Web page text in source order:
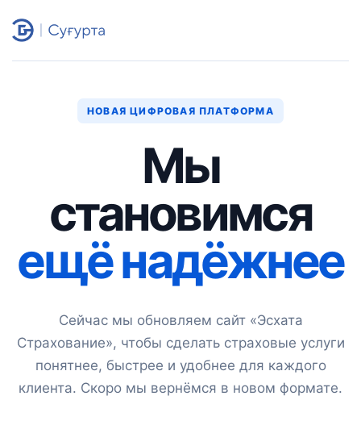
НОВАЯ ЦИФРОВАЯ ПЛАТФОРМА
Мы
становимся
ещё надёжнее
Сейчас мы обновляем сайт «Эсхата
Страхование», чтобы сделать страховые услуги
понятнее, быстрее и удобнее для каждого
клиента. Скоро мы вернёмся в новом формате.